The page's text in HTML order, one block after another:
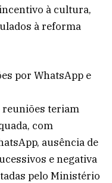
à cultura,
à reforma
por WhatsApp e
reuniões teriam
com
ausência de
e negativa
pelo Ministério